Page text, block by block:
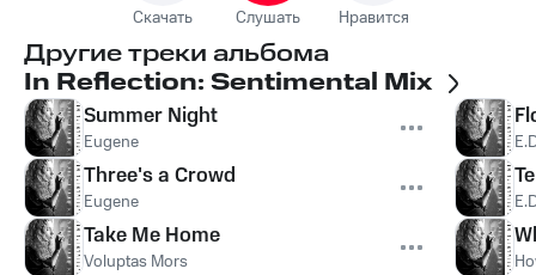
Скачать Слушать Нравится
Другие треки альбома
In Reflection: Sentimental Mix
Summer Night
Eugene
Three's a Crowd
Eugene
Take Me Home
Voluptas Mors